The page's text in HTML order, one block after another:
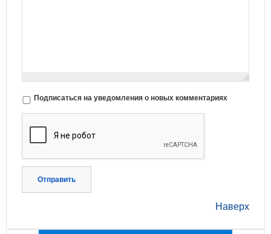
Подписаться на уведомления о новых комментариях
Отправить
Наверх